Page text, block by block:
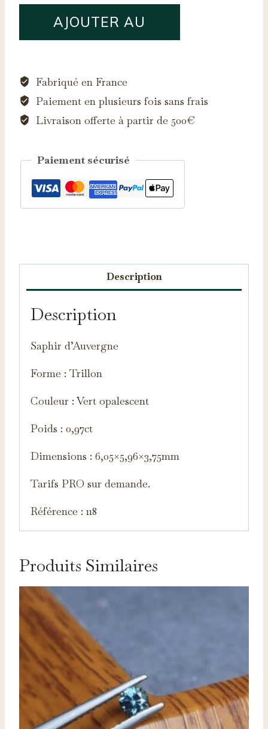
0.97ct
AJOUTER AU
Fabriqué en France
Paiement en plusieurs fois sans frais
Livraison offerte à partir de 500€
Paiement sécurisé
Description
Description
Saphir d’Auvergne
Forme : Trillon
Couleur : Vert opalescent
Poids : 0,97ct
Dimensions : 6,05×5,96×3,75mm
Tarifs PRO sur demande.
Référence : 118
Produits Similaires